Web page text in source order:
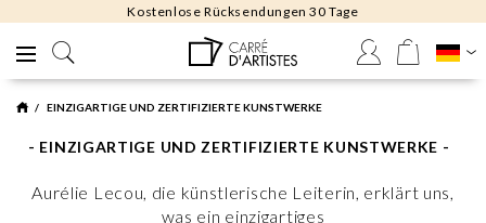
Kostenlose Rücksendungen 30 Tage
EINZIGARTIGE UND ZERTIFIZIERTE KUNSTWERKE
- EINZIGARTIGE UND ZERTIFIZIERTE KUNSTWERKE -
Aurélie Lecou, die künstlerische Leiterin, erklärt uns,
was ein einzigartiges